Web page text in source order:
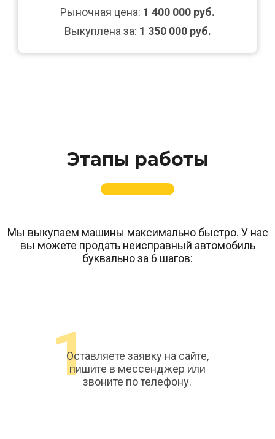
Рыночная цена: 1 400 000 руб.
Выкуплена за: 1 350 000 руб.
Этапы работы
Мы выкупаем машины максимально быстро. У нас
вы можете продать неисправный автомобиль
буквально за 6 шагов:
1
Оставляете заявку на сайте,
пишите в мессенджер или
звоните по телефону.